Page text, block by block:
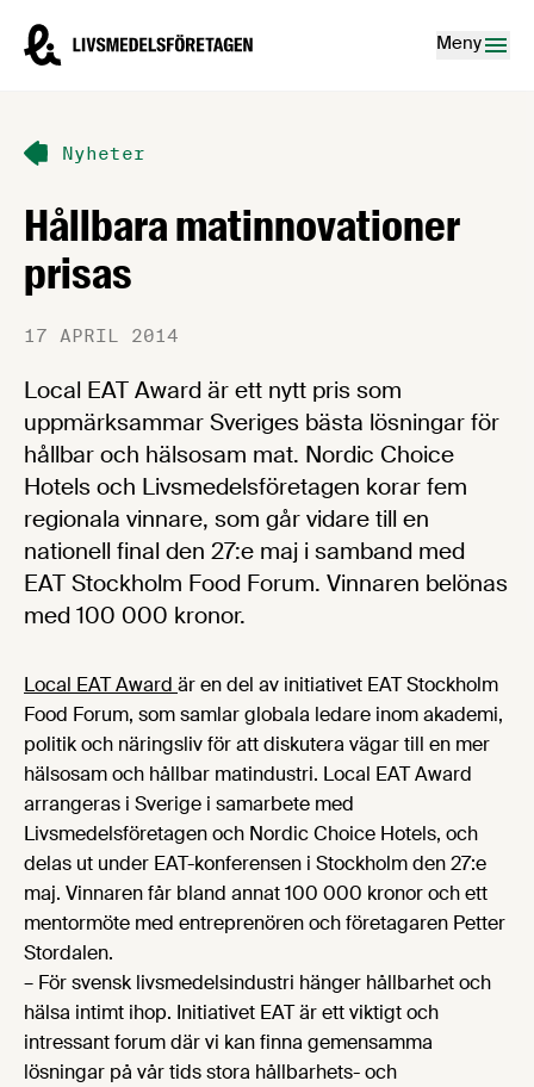
Livsmedelsföretagen – till startsidan
Meny
Nyheter
Hållbara matinnovationer
prisas
17 APRIL 2014
Local EAT Award är ett nytt pris som
uppmärksammar Sveriges bästa lösningar för
hållbar och hälsosam mat. Nordic Choice
Hotels och Livsmedelsföretagen korar fem
regionala vinnare, som går vidare till en
nationell final den 27:e maj i samband med
EAT Stockholm Food Forum. Vinnaren belönas
med 100 000 kronor.
Local EAT Award är en del av initiativet EAT Stockholm
Food Forum, som samlar globala ledare inom akademi,
politik och näringsliv för att diskutera vägar till en mer
hälsosam och hållbar matindustri. Local EAT Award
arrangeras i Sverige i samarbete med
Livsmedelsföretagen och Nordic Choice Hotels, och
delas ut under EAT-konferensen i Stockholm den 27:e
maj. Vinnaren får bland annat 100 000 kronor och ett
mentormöte med entreprenören och företagaren Petter
Stordalen.
– För svensk livsmedelsindustri hänger hållbarhet och
hälsa intimt ihop. Initiativet EAT är ett viktigt och
intressant forum där vi kan finna gemensamma
lösningar på vår tids stora hållbarhets- och